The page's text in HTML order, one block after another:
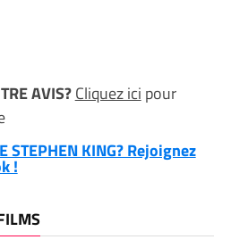
AVIS?Cliquez ici pour
STEPHEN KING? Rejoignez
!